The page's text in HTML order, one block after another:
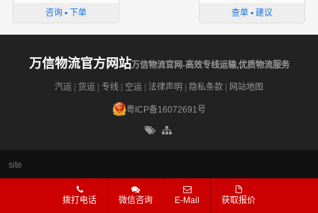
拨打电话 微信咨询 E-Mail 获取报价
咨询 ▪ 下单 查单 ▪ 建议
万信物流官方网站万信物流官网-高效专线运输,优质物流服务
汽运 | 货运 | 专线 | 空运 | 法律声明 | 隐私条款 | 网站地图
粤ICP备16072691号
site